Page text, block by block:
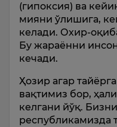
(гипоксия) ва
мияни ўлишига,
келади. Охир-
Бу жараённи
кечади.
Ҳозир агар
вақтимиз бор,
келгани йўқ.
республикамизда